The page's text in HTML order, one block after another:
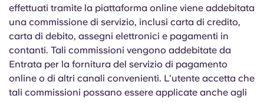
effettuati tramite la piattaforma online viene addebitata
una commissione di servizio, inclusi carta di credito,
carta di debito, assegni elettronici e pagamenti in
contanti. Tali commissioni vengono addebitate da
Entrata per la fornitura del servizio di pagamento
online o di altri canali convenienti. L’utente accetta che
tali commissioni possano essere applicate anche agli